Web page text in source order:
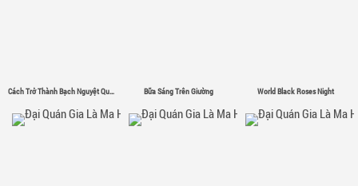
Cách Trở Thành Bạch Nguyệt Quang Bữa Sáng Trên Giường World Black Roses Night